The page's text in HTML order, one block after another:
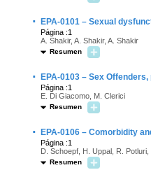
· EPA-0101 – Sexual
Página :1
A. Shakir, A. Shakir, A. Shakir
Resumen
· EPA-0103 – Sex
Página :1
E. Di Giacomo, M. Clerici
Resumen
· EPA-0106 – Comorbidity
Página :1
D. Schoepf, H. Uppal, R.
Resumen